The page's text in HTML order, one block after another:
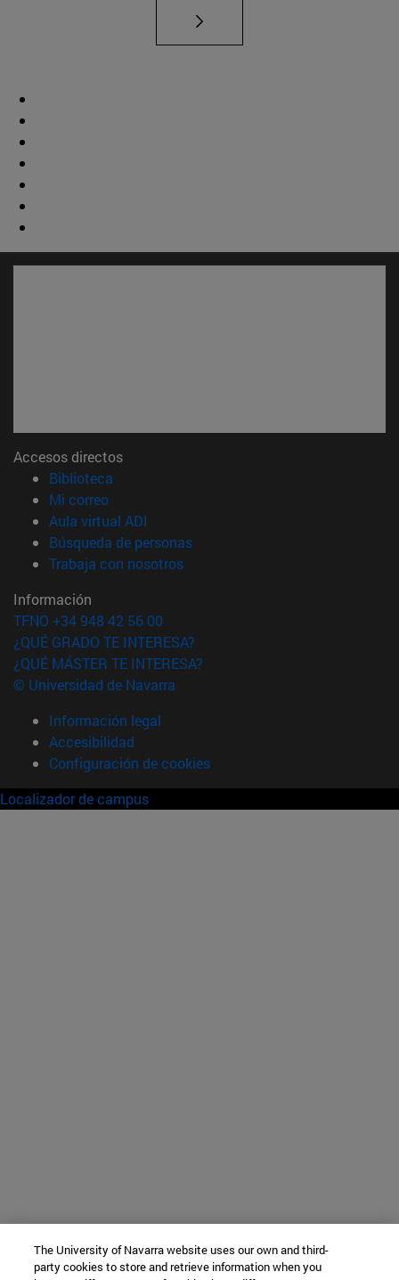
Accesos directos
Biblioteca
Mi correo(abre en nueva ventana)
Aula virtual ADI
Búsqueda de personas(abre en nueva ventana)
Trabaja con nosotros(abre en nueva ventana)
Información
TFNO +34 948 42 56 00
¿QUÉ GRADO TE INTERESA?
¿QUÉ MÁSTER TE INTERESA?
© Universidad de Navarra
Información legal
Accesibilidad
Configuración de cookies
Localizador de campus
The University of Navarra website uses our own and third-
party cookies to store and retrieve information when you